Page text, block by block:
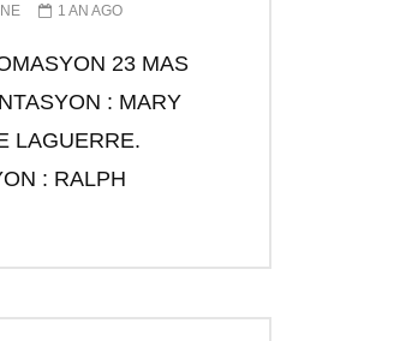
1 AN AGO
23 MAS
: MARY
LAGUERRE.
: RALPH